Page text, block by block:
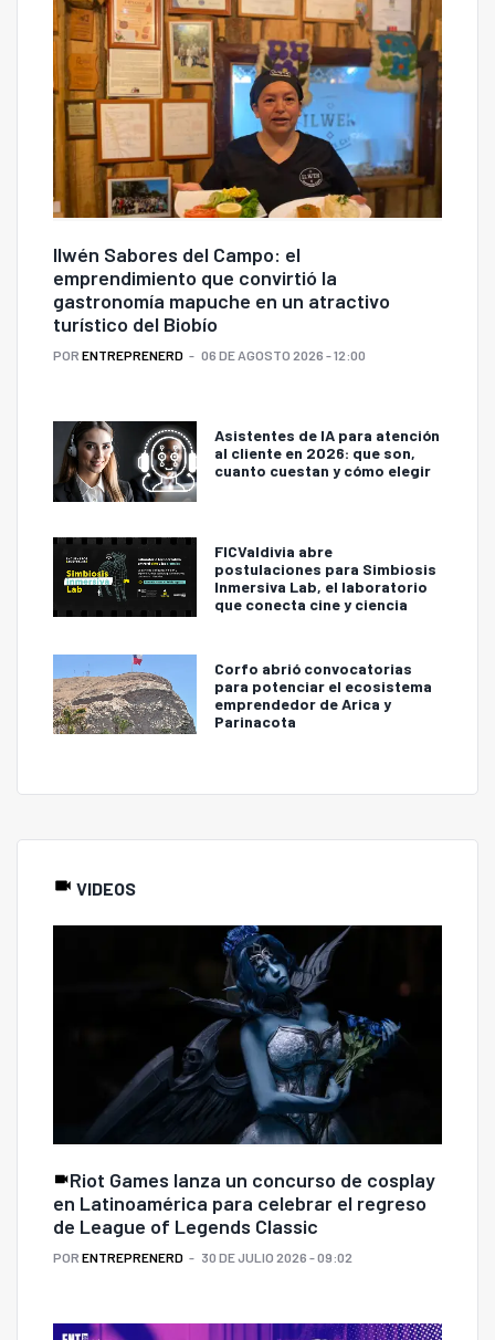
Ilwén Sabores del Campo: el
emprendimiento que convirtió la
gastronomía mapuche en un atractivo
turístico del Biobío
POR ENTREPRENERD 06 DE AGOSTO 2026 - 12:00
Asistentes de IA para atención
al cliente en 2026: que son,
cuanto cuestan y cómo elegir
FICValdivia abre
postulaciones para Simbiosis
Inmersiva Lab, el laboratorio
que conecta cine y ciencia
Corfo abrió convocatorias
para potenciar el ecosistema
emprendedor de Arica y
Parinacota
VIDEOS
Riot Games lanza un concurso de cosplay
en Latinoamérica para celebrar el regreso
de League of Legends Classic
POR ENTREPRENERD 30 DE JULIO 2026 - 09:02